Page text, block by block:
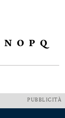
N O P Q
PUBBLICITÀ